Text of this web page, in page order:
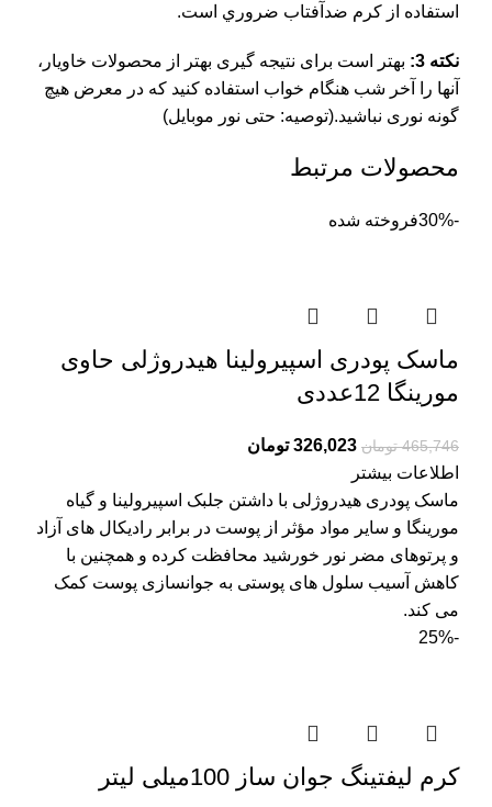
استفاده از کرم ضدآفتاب ضروري است.
نکته 3:
بهتر است برای نتیجه گیری بهتر از محصولات خاویار،
آنها را آخر شب هنگام خواب استفاده کنید که در معرض هیچ
گونه نوری نباشید.(توصیه: حتی نور موبایل)
محصولات مرتبط
-30% فروخته شده
ماسک پودری اسپیرولینا هیدروژلی حاوی
مورینگا 12عددی
465,746 تومان 326,023 تومان
اطلاعات بیشتر
ماسک پودری هیدروژلی با داشتن جلبک اسپیرولینا و گیاه
مورینگا و سایر مواد مؤثر از پوست در برابر رادیکال های آزاد
و پرتوهای مضر نور خورشید محافظت کرده و همچنین با
کاهش آسیب سلول های پوستی به جوانسازی پوست کمک
می کند.
-25%
کرم لیفتینگ جوان ساز 100میلی لیتر